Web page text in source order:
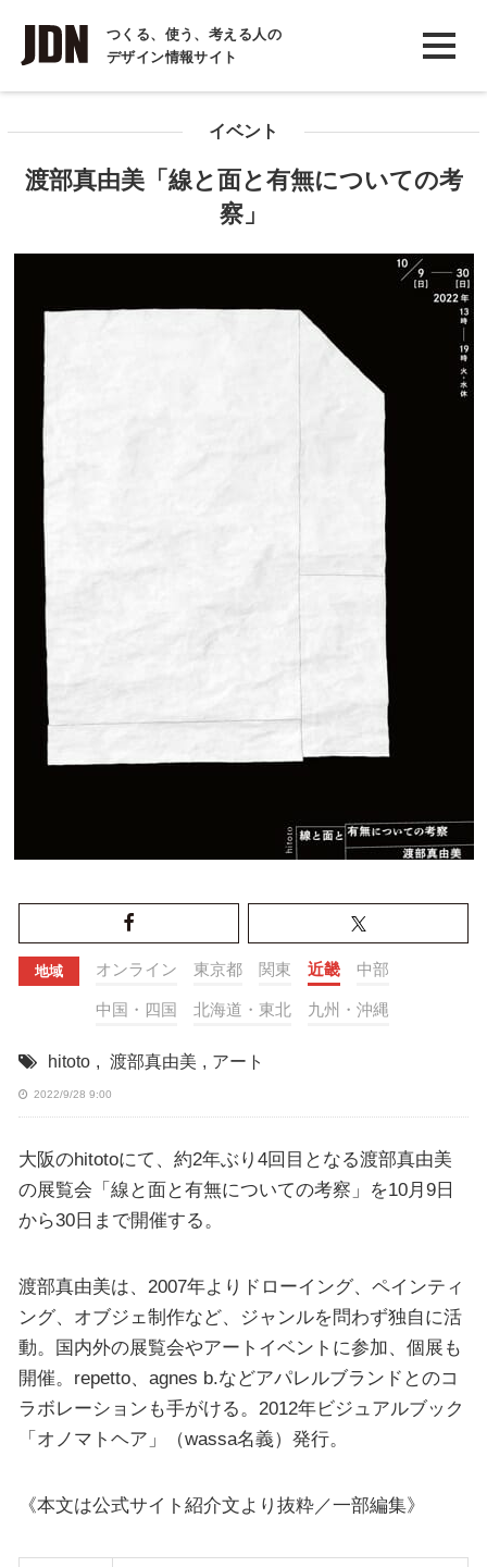
つくる、使う、考える人の
デザイン情報サイト
INTERVIEW
インタビュー
イベント
渡部真由美「線と面と有無についての考
察」
地域 オンライン 東京都 関東 近畿 中部
中国・四国 北海道・東北 九州・沖縄
hitoto , 渡部真由美 , アート
2022/9/28 9:00
大阪のhitotoにて、約2年ぶり4回目となる渡部真由美
の展覧会「線と面と有無についての考察」を10月9日
から30日まで開催する。
渡部真由美は、2007年よりドローイング、ペインティ
ング、オブジェ制作など、ジャンルを問わず独自に活
動。国内外の展覧会やアートイベントに参加、個展も
開催。repetto、agnes b.などアパレルブランドとのコ
ラボレーションも手がける。2012年ビジュアルブック
「オノマトヘア」（wassa名義）発行。
《本文は公式サイト紹介文より抜粋／一部編集》